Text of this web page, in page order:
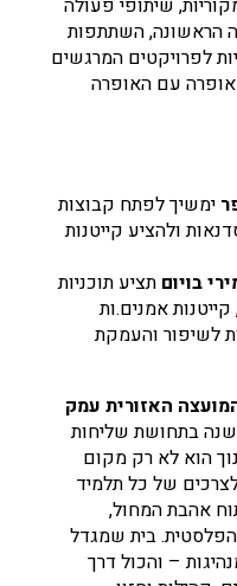
שיתופי פעולה
הראשונה, השתתפות
לפרויקטים המרגשים
אופרה עם האופרה
ימשיך לפתח קבוצות
ולהציע קייטנות
בויום תציע תוכניות
אמנים.ות
לשיפור והעמקת
האזורית עמק
בתחושת שליחות
הוא לא רק מקום
של כל תלמיד
אהבת המחול,
בית שמגדל
– והכול דרך